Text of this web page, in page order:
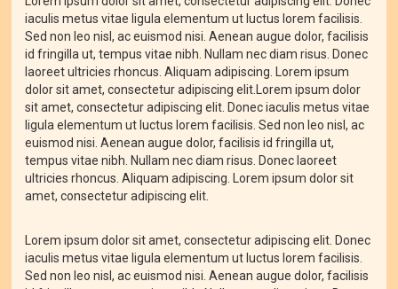
iaculis metus vitae ligula elementum ut luctus lorem facilisis.
Sed non leo nisl, ac euismod nisi. Aenean augue dolor, facilisis
id fringilla ut, tempus vitae nibh. Nullam nec diam risus. Donec
laoreet ultricies rhoncus. Aliquam adipiscing. Lorem ipsum
dolor sit amet, consectetur adipiscing elit.Lorem ipsum dolor
sit amet, consectetur adipiscing elit. Donec iaculis metus vitae
ligula elementum ut luctus lorem facilisis. Sed non leo nisl, ac
euismod nisi. Aenean augue dolor, facilisis id fringilla ut,
tempus vitae nibh. Nullam nec diam risus. Donec laoreet
ultricies rhoncus. Aliquam adipiscing. Lorem ipsum dolor sit
amet, consectetur adipiscing elit.
Lorem ipsum dolor sit amet, consectetur adipiscing elit. Donec
iaculis metus vitae ligula elementum ut luctus lorem facilisis.
Sed non leo nisl, ac euismod nisi. Aenean augue dolor, facilisis